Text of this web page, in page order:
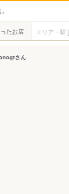
たお店
さん